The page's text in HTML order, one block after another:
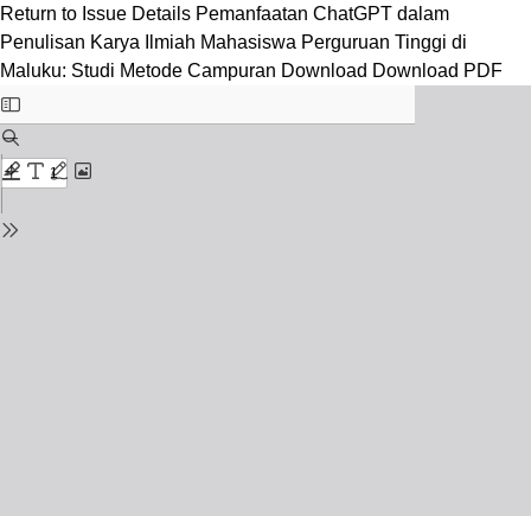
Return to Issue Details Pemanfaatan ChatGPT dalam
Penulisan Karya Ilmiah Mahasiswa Perguruan Tinggi di
Maluku: Studi Metode Campuran Download Download PDF